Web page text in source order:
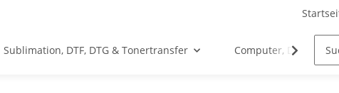
Sublimation, DTF, DTG & Tonertransfer Computer, Drucker &